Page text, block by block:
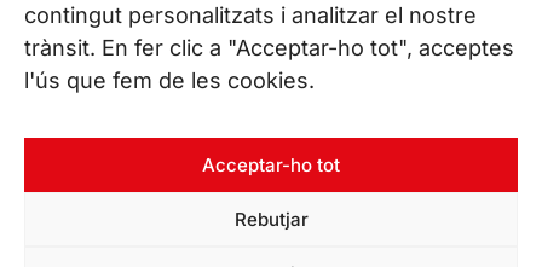
contingut personalitzats i analitzar el nostre
trànsit. En fer clic a "Acceptar-ho tot", acceptes
l'ús que fem de les cookies.
Acceptar-ho tot
Rebutjar
CONTÁCTANOS
Tel. (+34) 937 882 300